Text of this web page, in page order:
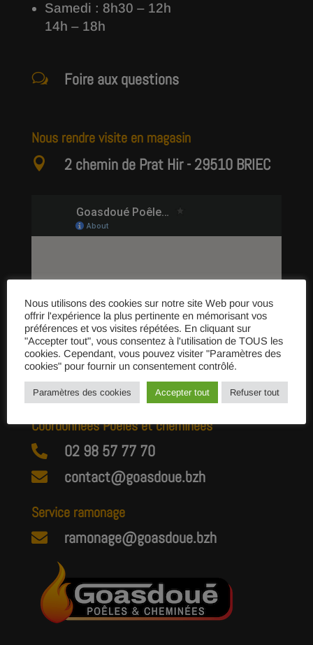
Samedi : 8h30 – 12h
14h – 18h
w Foire aux questions
Nous rendre visite en magasin
 2 chemin de Prat Hir - 29510 BRIEC
Coordonnées Poêles et cheminées
 02 98 57 77 70
 contact@goasdoue.bzh
Service ramonage
 ramonage@goasdoue.bzh
Nous utilisons des cookies sur notre site Web pour vous
offrir l'expérience la plus pertinente en mémorisant vos
préférences et vos visites répétées. En cliquant sur
"Accepter tout", vous consentez à l'utilisation de TOUS les
cookies. Cependant, vous pouvez visiter "Paramètres des
cookies" pour fournir un consentement contrôlé.
Paramètres des cookies Accepter tout Refuser tout